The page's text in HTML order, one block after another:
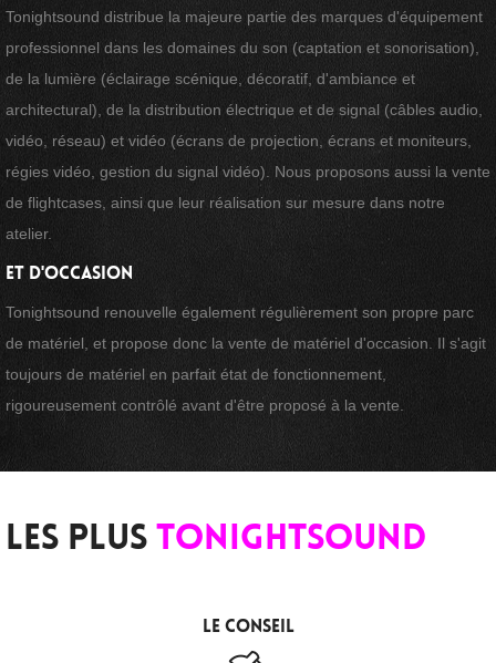
Tonightsound distribue la majeure partie des marques d'équipement
professionnel dans les domaines du son (captation et sonorisation),
de la lumière (éclairage scénique, décoratif, d'ambiance et
architectural), de la distribution électrique et de signal (câbles audio,
vidéo, réseau) et vidéo (écrans de projection, écrans et moniteurs,
régies vidéo, gestion du signal vidéo). Nous proposons aussi la vente
de flightcases, ainsi que leur réalisation sur mesure dans notre
atelier.
et d'occasion
Tonightsound renouvelle également régulièrement son propre parc
de matériel, et propose donc la vente de matériel d'occasion. Il s'agit
toujours de matériel en parfait état de fonctionnement,
rigoureusement contrôlé avant d'être proposé à la vente.
Les PLUS Tonightsound
Le conseil